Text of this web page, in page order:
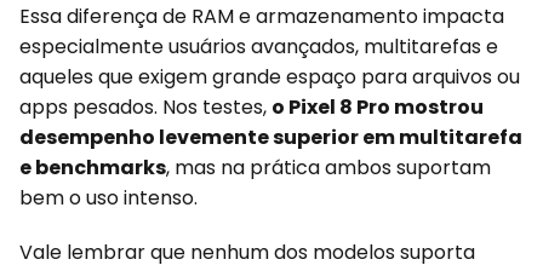
Essa diferença de RAM e armazenamento impacta
especialmente usuários avançados, multitarefas e
aqueles que exigem grande espaço para arquivos ou
apps pesados. Nos testes, o Pixel 8 Pro mostrou
desempenho levemente superior em multitarefa
e benchmarks, mas na prática ambos suportam
bem o uso intenso.
Vale lembrar que nenhum dos modelos suporta